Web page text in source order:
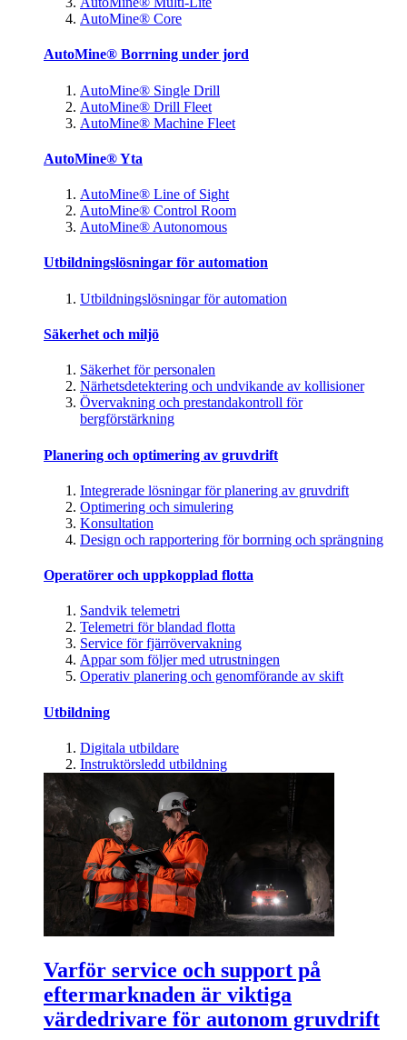
AutoMine® Core
AutoMine® Borrning under jord
AutoMine® Single Drill
AutoMine® Drill Fleet
AutoMine® Machine Fleet
AutoMine® Yta
AutoMine® Line of Sight
AutoMine® Control Room
AutoMine® Autonomous
Utbildningslösningar för automation
Utbildningslösningar för automation
Säkerhet och miljö
Säkerhet för personalen
Närhetsdetektering och undvikande av kollisioner
Övervakning och prestandakontroll för
bergförstärkning
Planering och optimering av gruvdrift
Integrerade lösningar för planering av gruvdrift
Optimering och simulering
Konsultation
Design och rapportering för borrning och sprängning
Operatörer och uppkopplad flotta
Sandvik telemetri
Telemetri för blandad flotta
Service för fjärrövervakning
Appar som följer med utrustningen
Operativ planering och genomförande av skift
Utbildning
Digitala utbildare
Instruktörsledd utbildning
Varför service och support på
eftermarknaden är viktiga
värdedrivare för autonom gruvdrift